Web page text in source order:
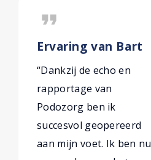
format_quote
Ervaring van Bart
“Dankzij de echo en
rapportage van
Podozorg ben ik
succesvol geopereerd
aan mijn voet. Ik ben nu